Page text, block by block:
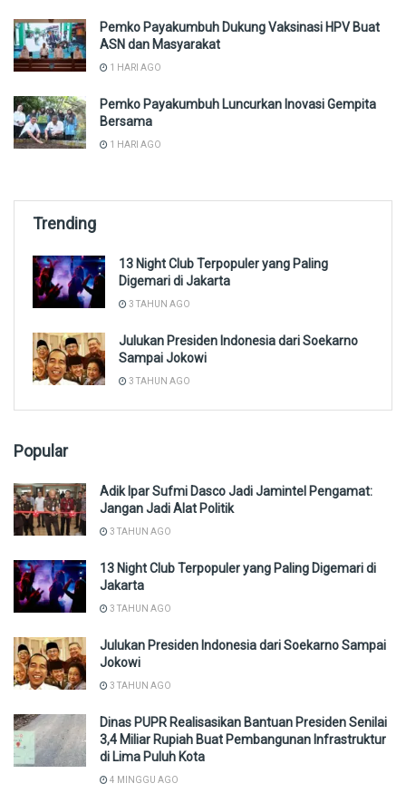
Pemko Payakumbuh Dukung Vaksinasi HPV Buat
ASN dan Masyarakat
1 HARI AGO
Pemko Payakumbuh Luncurkan Inovasi Gempita
Bersama
1 HARI AGO
Trending
13 Night Club Terpopuler yang Paling
Digemari di Jakarta
3 TAHUN AGO
Julukan Presiden Indonesia dari Soekarno
Sampai Jokowi
3 TAHUN AGO
Popular
Adik Ipar Sufmi Dasco Jadi Jamintel Pengamat:
Jangan Jadi Alat Politik
3 TAHUN AGO
13 Night Club Terpopuler yang Paling Digemari di
Jakarta
3 TAHUN AGO
Julukan Presiden Indonesia dari Soekarno Sampai
Jokowi
3 TAHUN AGO
Dinas PUPR Realisasikan Bantuan Presiden Senilai
3,4 Miliar Rupiah Buat Pembangunan Infrastruktur
di Lima Puluh Kota
4 MINGGU AGO